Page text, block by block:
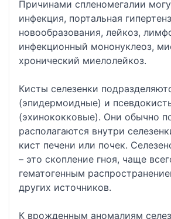
Причинами спленомегалии
инфекция, портальная
новообразования, лейкоз,
инфекционный мононуклеоз,
хронический миелолейкоз.
Кисты селезенки
(эпидермоидные) и
(эхинококковые). Они обычно
располагаются внутри
кист печени или почек.
– это скопление гноя, чаще
гематогенным
других источников.
К врожденным аномалиям